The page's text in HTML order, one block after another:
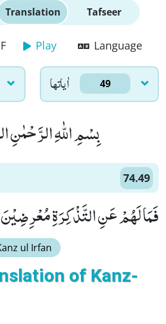
Translation Tafseer
Play Language
اٰياتها 49
بِسْمِ اللّٰهِ الرَّحْمٰنِ
74.49
فَمَا لَهُمْ عَنِ التَّذْكِرَةِ مُعْرِضِیْنَۙ
ul Irfan
of Kanz-